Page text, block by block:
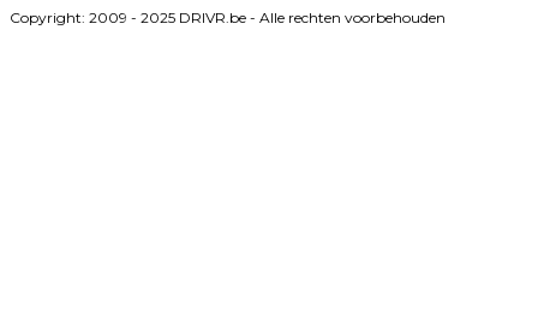
Copyright: 2009 - 2025 DRIVR.be - Alle rechten voorbehouden